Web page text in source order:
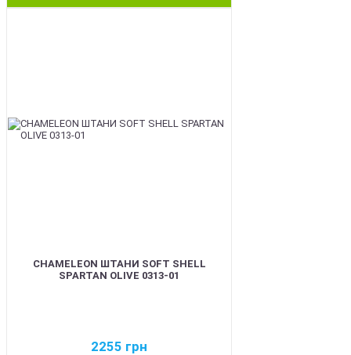
CHAMELEON ШТАНИ SOFT SHELL
SPARTAN OLIVE 0313-01
2255 грн